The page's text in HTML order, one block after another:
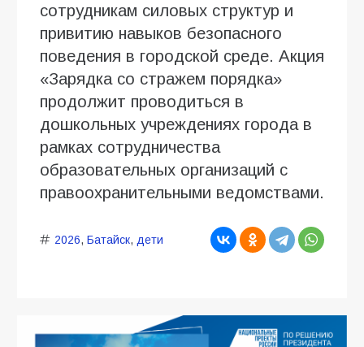
сотрудникам силовых структур и
привитию навыков безопасного
поведения в городской среде. Акция
«Зарядка со стражем порядка»
продолжит проводиться в
дошкольных учреждениях города в
рамках сотрудничества
образовательных организаций с
правоохранительными ведомствами.
2026, Батайск, дети